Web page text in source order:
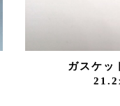
ガスケッ